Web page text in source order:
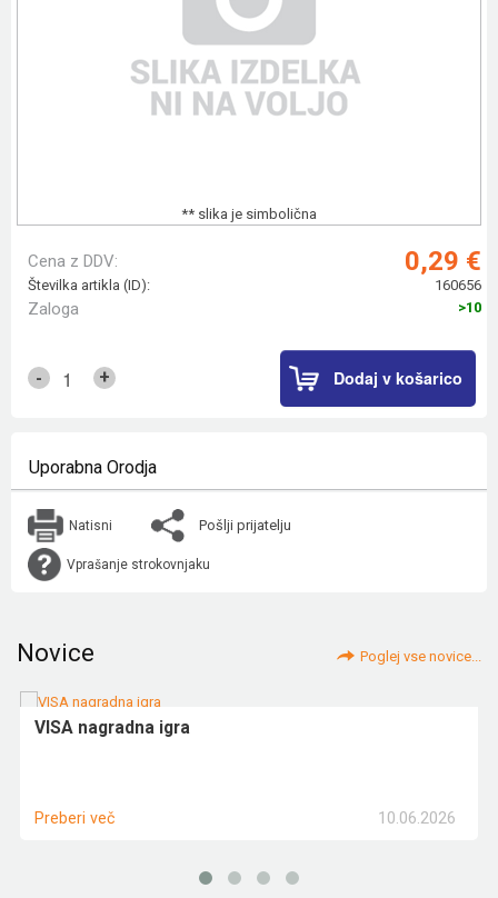
** slika je simbolična
Cena z DDV: 0,29 €
Številka artikla (ID): 160656
Zaloga >10
- + Dodaj v košarico
Uporabna Orodja
Natisni Pošlji prijatelju
Vprašanje strokovnjaku
Novice Poglej vse novice...
VISA nagradna igra
10.06.2026
Preberi več